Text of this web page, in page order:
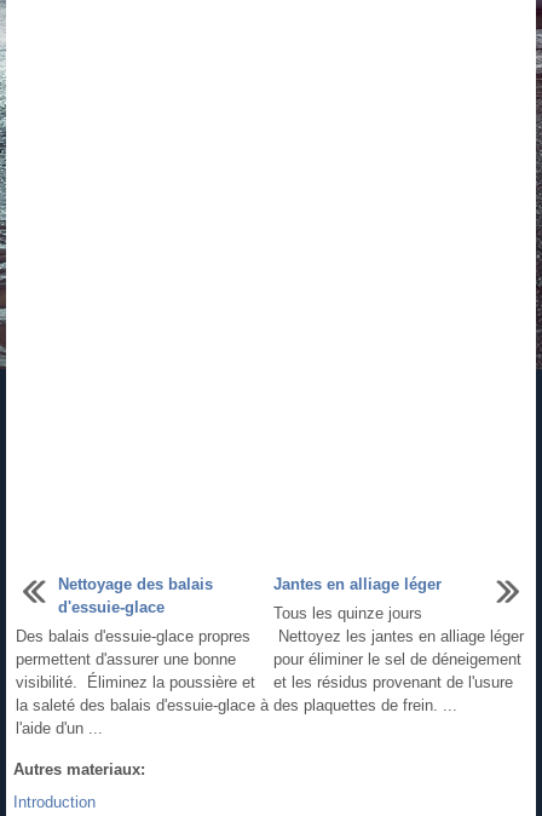
Nettoyage des balais
d'essuie-glace
Des balais d'essuie-glace propres
permettent d'assurer une bonne
visibilité. Éliminez la poussière et
la saleté des balais d'essuie-glace à
l'aide d'un ...
Jantes en alliage léger
Tous les quinze jours
Nettoyez les jantes en alliage léger
pour éliminer le sel de déneigement
et les résidus provenant de l'usure
des plaquettes de frein. ...
Autres materiaux:
Introduction